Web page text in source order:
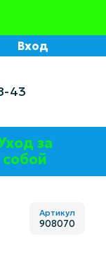
Вход
43
за
собой
Артикул
908070